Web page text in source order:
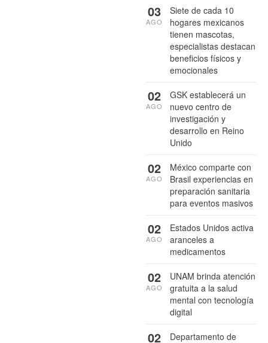
Siete de cada 10
hogares mexicanos
tienen mascotas,
especialistas destacan
beneficios físicos y
emocionales
03
AGO
GSK establecerá un
nuevo centro de
investigación y
desarrollo en Reino
Unido
02
AGO
México comparte con
Brasil experiencias en
preparación sanitaria
para eventos masivos
02
AGO
Estados Unidos activa
aranceles a
medicamentos
02
AGO
UNAM brinda atención
gratuita a la salud
mental con tecnología
digital
02
AGO
Departamento de
02